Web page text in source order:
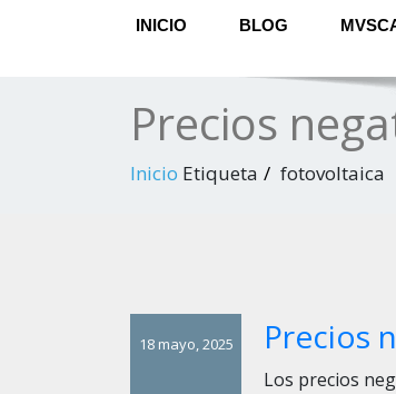
INICIO BLOG
Precios
Inicio Etiqueta fotovoltaica
18 mayo, 2025 Precios
Los precios